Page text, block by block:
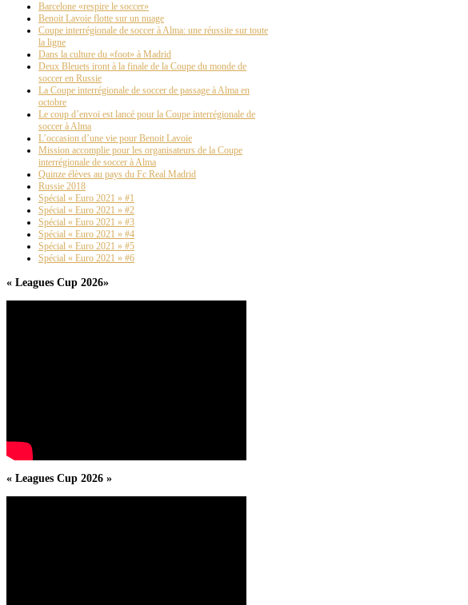
Barcelone «respire le soccer»
Benoit Lavoie flotte sur un nuage
Coupe interrégionale de soccer à Alma: une réussite sur toute
la ligne
Dans la culture du «foot» à Madrid
Deux Bleuets iront à la finale de la Coupe du monde de
soccer en Russie
La Coupe interrégionale de soccer de passage à Alma en
octobre
Le coup d’envoi est lancé pour la Coupe interrégionale de
soccer à Alma
L’occasion d’une vie pour Benoit Lavoie
Mission accomplie pour les organisateurs de la Coupe
interrégionale de soccer à Alma
Quinze élèves au pays du Fc Real Madrid
Russie 2018
Spécial « Euro 2021 » #1
Spécial « Euro 2021 » #2
Spécial « Euro 2021 » #3
Spécial « Euro 2021 » #4
Spécial « Euro 2021 » #5
Spécial « Euro 2021 » #6
« Leagues Cup 2026»
« Leagues Cup 2026 »